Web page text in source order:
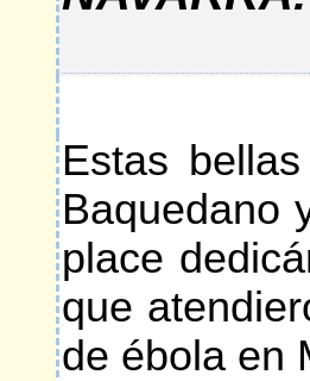
Estas
Baquedano
place
que
de ébola en